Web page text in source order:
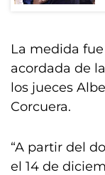
La medida
acordada de
los jueces
Corcuera.
“A partir del
el 14 de